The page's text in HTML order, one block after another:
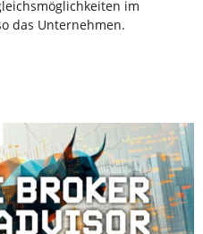
im
das Unternehmen.